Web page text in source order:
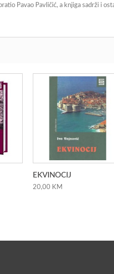
Pavao Pavličić, a knjiga sadrži i
EKVINOCIJ
20,00 KM